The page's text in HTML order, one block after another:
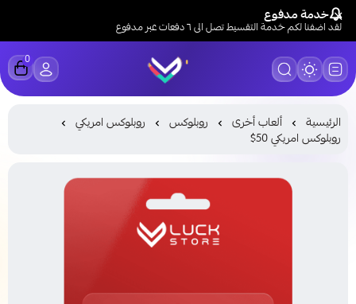
خدمة مدفوع
لقد اضفنا لكم خدمة التقسيط تصل الى ٦ دفعات عبر مدفوع
LUCK STORE
0
الرئيسية ألعاب أخرى روبلوكس
روبلوكس امريكي
روبلوكس امريكي 50$